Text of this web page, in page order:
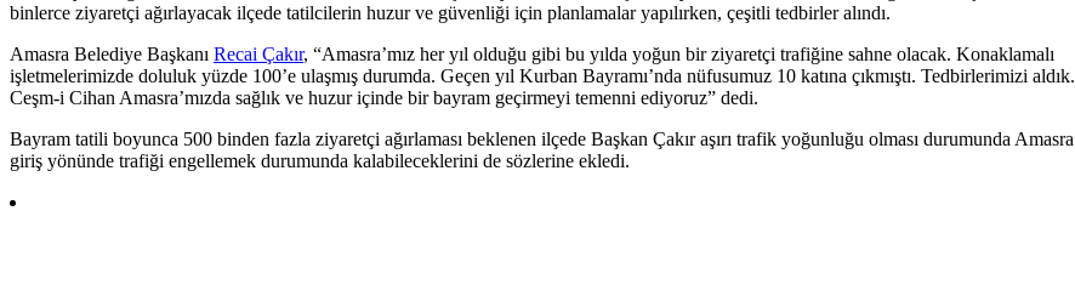
binlerce ziyaretçi ağırlayacak ilçede tatilcilerin huzur ve güvenliği için planlamalar yapılırken, çeşitli tedbirler alındı.
Amasra Belediye Başkanı Recai Çakır, “Amasra’mız her yıl olduğu gibi bu yılda yoğun bir ziyaretçi trafiğine sahne olacak. Konaklamalı
işletmelerimizde doluluk yüzde 100’e ulaşmış durumda. Geçen yıl Kurban Bayramı’nda nüfusumuz 10 katına çıkmıştı. Tedbirlerimizi aldık.
Ceşm-i Cihan Amasra’mızda sağlık ve huzur içinde bir bayram geçirmeyi temenni ediyoruz” dedi.
Bayram tatili boyunca 500 binden fazla ziyaretçi ağırlaması beklenen ilçede Başkan Çakır aşırı trafik yoğunluğu olması durumunda Amasra
giriş yönünde trafiği engellemek durumunda kalabileceklerini de sözlerine ekledi.